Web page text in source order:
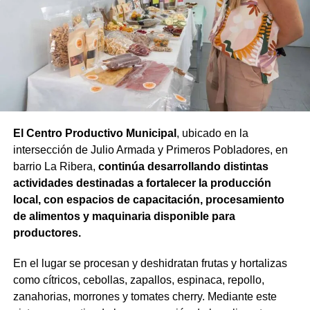
El Fondo Compensador nació a partir de este trabajo
conjunto entre los productores y el Estado provincial que
conforman el Ente del Granizo: por cada peso aportado
otro peso. De esta manera, los establecimientos
adheridos que registran daños pueden acceder a
recursos para completar la cosecha y cubrir parte del
capital de trabajo de la siguiente etapa productiva.
En esta temporada,cerca de 120 productores
adheridos al sistema declararon daños sobre
millones de kilos de fruta afectados.La magnitud de
las pérdidas determinó un resarcimiento total cercano a
los $3.000 millones.
El Centro Productivo Municipal , ubicado en la
intersección de Julio Armada y Primeros Pobladores, en
barrio La Ribera, continúa desarrollando distintas
actividades destinadas a fortalecer la producción
local, con espacios de capacitación, procesamiento
de alimentos y maquinaria disponible para
productores.
En el lugar se procesan y deshidratan frutas y hortalizas
como cítricos, cebollas, zapallos, espinaca, repollo,
zanahorias, morrones y tomates cherry. Mediante este